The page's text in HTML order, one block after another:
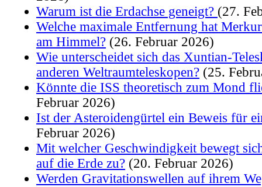
Warum ist die Erdachse geneigt? (27.
Welche maximale Entfernung hat
am Himmel? (26. Februar 2026)
Wie unterscheidet sich das Xuntian-
anderen Weltraumteleskopen? (25.
Könnte die ISS theoretisch zum Mond
Februar 2026)
Ist der Asteroidengürtel ein Beweis für
Februar 2026)
Mit welcher Geschwindigkeit bewegt
auf die Erde zu? (20. Februar 2026)
Werden Gravitationswellen auf ihrem